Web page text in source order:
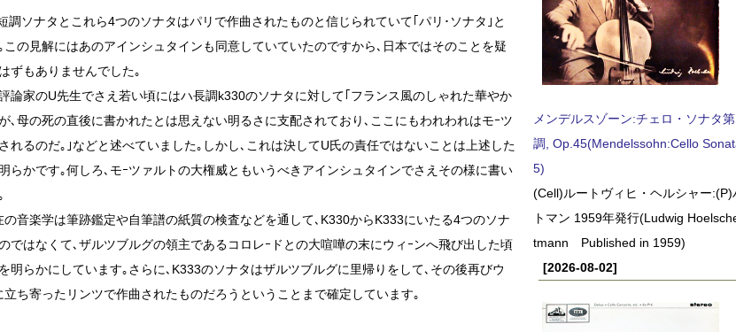
調ソナタとこれら4つのソナタはパリで作曲されたものと信じられていて｢パリ･ソナタ｣と
この見解にはあのアインシュタインも同意していていたのですから､日本ではそのことを疑
ずもありませんでした｡
論家のU先生でさえ若い頃にはハ長調k330のソナタに対して｢フランス風のしゃれた華やか
､母の死の直後に書かれたとは思えない明るさに支配されており､ここにもわれわれはモｰツ
れるのだ｡｣などと述べていました｡しかし､これは決してU氏の責任ではないことは上述した
らかです｡何しろ､モｰツァルトの大権威ともいうべきアインシュタインでさえその様に書い
の音楽学は筆跡鑑定や自筆譜の紙質の検査などを通して､K330からK333にいたる4つのソナ
ではなくて､ザルツブルグの領主であるコロレｰドとの大喧嘩の末にウィｰンへ飛び出した頃
明らかにしています｡さらに､K333のソナタはザルツブルグに里帰りをして､その後再びウ
立ち寄ったリンツで作曲されたものだろうということまで確定しています｡
メンデルスゾーン:チェロ・ソナタ
調, Op.45(Mendelssohn:Cello
5)
(Cell)ルートヴィヒ・ヘルシャー
トマン 1959年発行(Ludwig
tmann Published in 1959)
[2026-08-02]